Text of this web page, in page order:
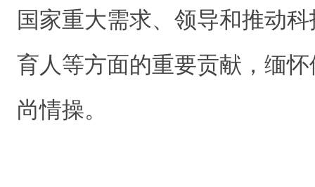
国家重大需求、领导和推动
育人等方面的重要贡献，缅
尚情操。